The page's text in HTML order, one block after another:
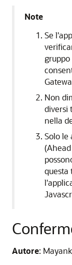
Note
Se
gruppo
Non
diversi
nella
Solo le
questa
Autore: